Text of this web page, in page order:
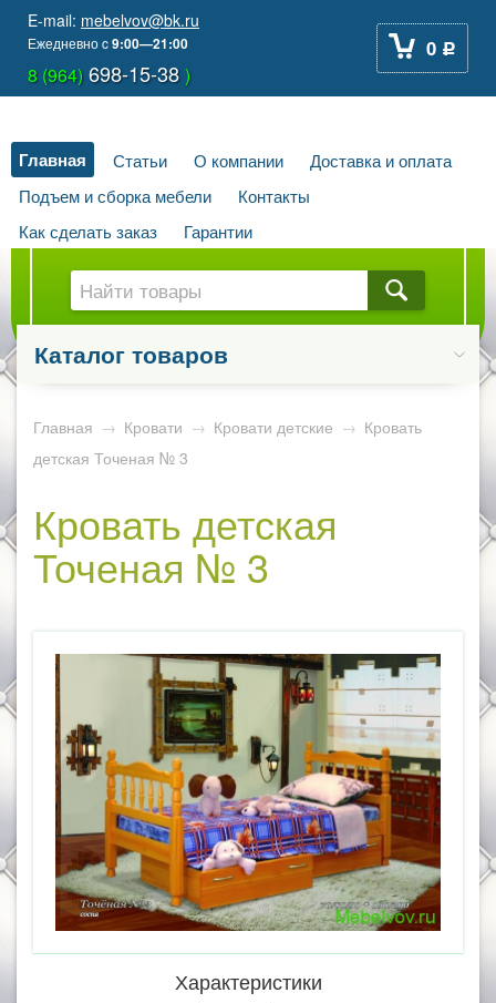
E-mail: mebelvov@bk.ru
Ежедневноc9:00—21:00
8 (964) 698-15-38)
0 Р
Главная Статьи О компании
Доставка и оплата
Подъем и сборка мебели
Контакты
Как сделать заказ
Гарантии
Каталог товаров
Главная → Кровати → Кровати детские → Кровать
детская Точеная № 3
Кровать детская
Точеная № 3
Характеристики